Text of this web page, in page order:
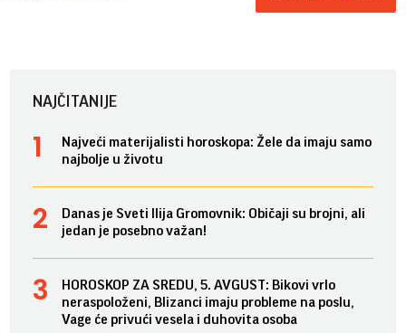
NAJČITANIJE
Najveći materijalisti horoskopa: Žele da imaju samo
najbolje u životu
Danas je Sveti Ilija Gromovnik: Običaji su brojni, ali
jedan je posebno važan!
HOROSKOP ZA SREDU, 5. AVGUST: Bikovi vrlo
neraspoloženi, Blizanci imaju probleme na poslu,
Vage će privući vesela i duhovita osoba